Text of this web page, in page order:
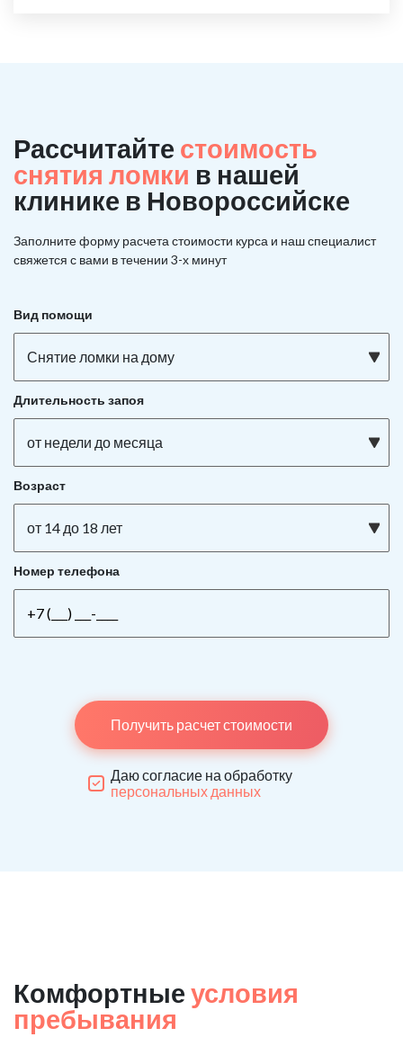
Рассчитайте стоимость
снятия ломки в нашей
клинике в Новороссийске
Заполните форму расчета стоимости курса и наш специалист
свяжется с вами в течении 3-х минут
Вид помощи
Снятие ломки на дому
Длительность запоя
от недели до месяца
Возраст
от 14 до 18 лет
Номер телефона
Получить расчет стоимости
Даю согласие на обработку
персональных данных
Комфортные условия
пребывания